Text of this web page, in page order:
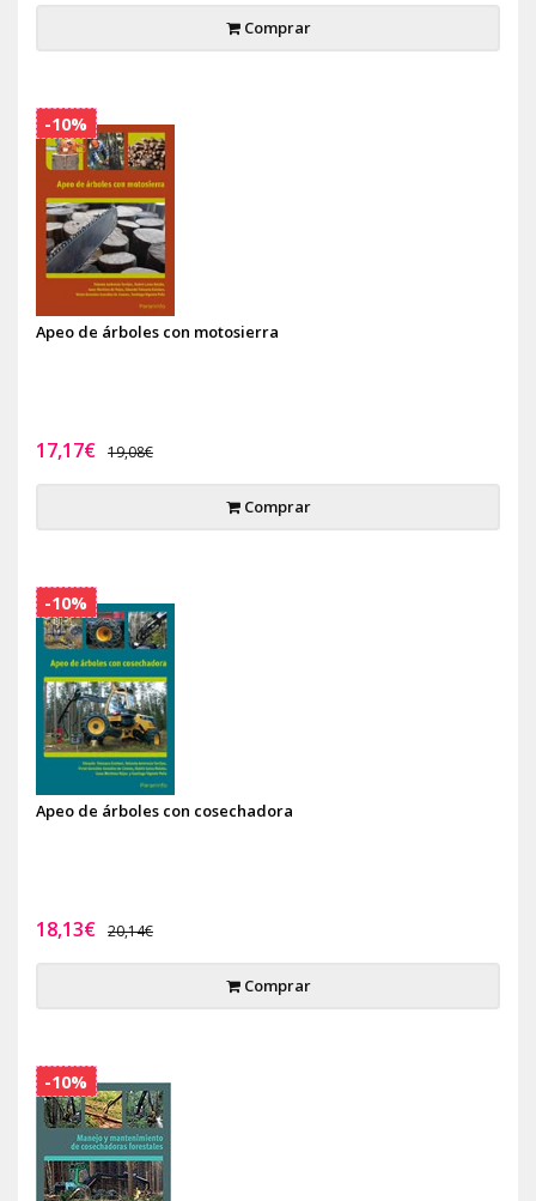
Comprar
Apeo de árboles con motosierra
17,17€ 19,08€
Comprar
-10%
Apeo de árboles con cosechadora
18,13€ 20,14€
Comprar
-10%
-10%